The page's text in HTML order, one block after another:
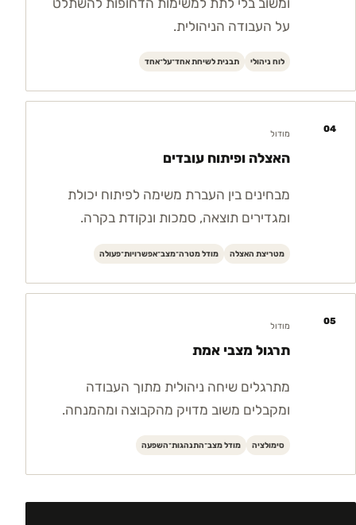
על העבודה הניהולית.
לוח ניהולי תבנית לשיחת אחד־על־אחד
04 מודול
האצלה ופיתוח עובדים
מבחינים בין העברת משימה לפיתוח יכולת
ומגדירים תוצאה, סמכות ונקודת בקרה.
מטריצת האצלה מודל מטרה־מצב־אפשרויות־פעולה
05 מודול
תרגול מצבי אמת
מתרגלים שיחה ניהולית מתוך העבודה
ומקבלים משוב מדויק מהקבוצה ומהמנחה.
סימולציה מודל מצב־התנהגות־השפעה